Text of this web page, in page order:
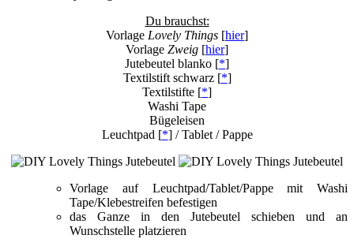
Du brauchst:
Vorlage Lovely Things [hier]
Vorlage Zweig [hier]
Jutebeutel blanko [*]
Textilstift schwarz [*]
Textilstifte [*]
Washi Tape
Bügeleisen
Leuchtpad [*] / Tablet / Pappe
Vorlage auf Leuchtpad/Tablet/Pappe mit Washi
Tape/Klebestreifen befestigen
das Ganze in den Jutebeutel schieben und an
Wunschstelle platzieren